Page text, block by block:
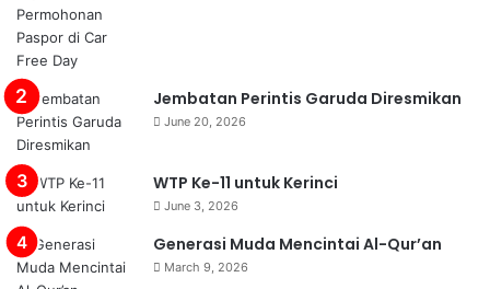
Jembatan Perintis Garuda Diresmikan
June 20, 2026
WTP Ke-11 untuk Kerinci
June 3, 2026
Generasi Muda Mencintai Al-Qur’an
March 9, 2026